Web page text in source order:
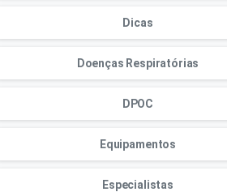
Dicas
Doenças Respiratórias
DPOC
Equipamentos
Especialistas